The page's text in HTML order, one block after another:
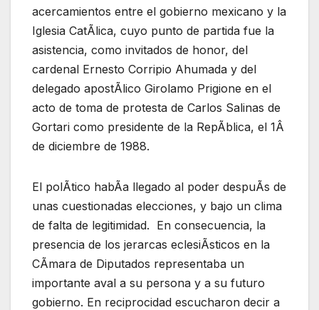
acercamientos entre el gobierno mexicano y la
Iglesia CatÃlica, cuyo punto de partida fue la
asistencia, como invitados de honor, del
cardenal Ernesto Corripio Ahumada y del
delegado apostÃlico Girolamo Prigione en el
acto de toma de protesta de Carlos Salinas de
Gortari como presidente de la RepÃblica, el 1Â
de diciembre de 1988.
El polÃtico habÃa llegado al poder despuÃs de
unas cuestionadas elecciones, y bajo un clima
de falta de legitimidad. En consecuencia, la
presencia de los jerarcas eclesiÃsticos en la
CÃmara de Diputados representaba un
importante aval a su persona y a su futuro
gobierno. En reciprocidad escucharon decir a